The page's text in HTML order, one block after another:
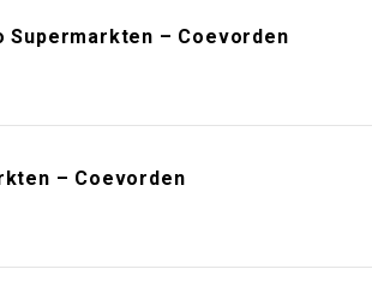
Supermarkten – Coevorden
– Coevorden